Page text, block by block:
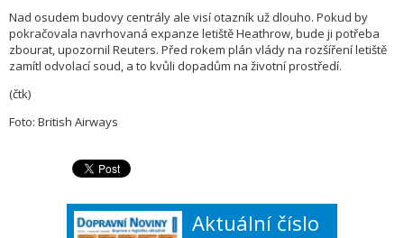
Nad osudem budovy centrály ale visí otazník už dlouho. Pokud by
pokračovala navrhovaná expanze letiště Heathrow, bude ji potřeba
zbourat, upozornil Reuters. Před rokem plán vlády na rozšíření letiště
zamítl odvolací soud, a to kvůli dopadům na životní prostředí.
(čtk)
Foto: British Airways
Aktuální číslo